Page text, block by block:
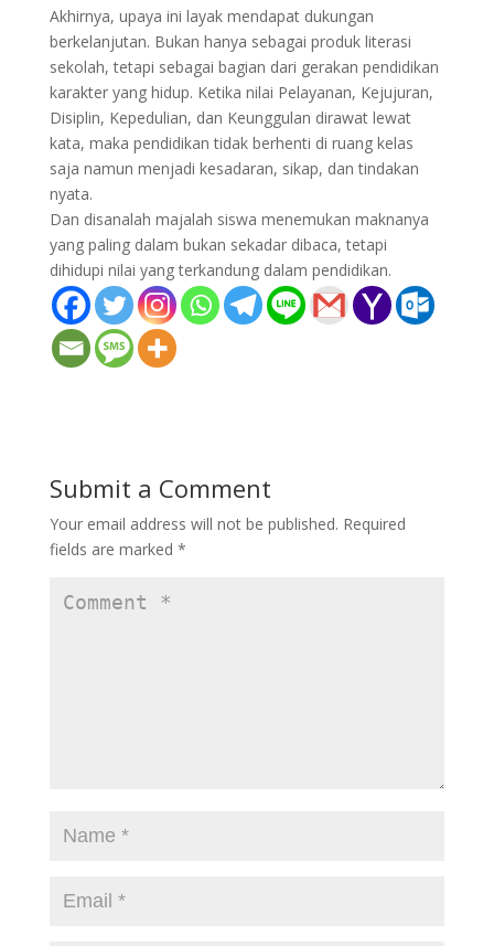
Akhirnya, upaya ini layak mendapat dukungan
berkelanjutan. Bukan hanya sebagai produk literasi
sekolah, tetapi sebagai bagian dari gerakan pendidikan
karakter yang hidup. Ketika nilai Pelayanan, Kejujuran,
Disiplin, Kepedulian, dan Keunggulan dirawat lewat
kata, maka pendidikan tidak berhenti di ruang kelas
saja namun menjadi kesadaran, sikap, dan tindakan
nyata.
Dan disanalah majalah siswa menemukan maknanya
yang paling dalam bukan sekadar dibaca, tetapi
dihidupi nilai yang terkandung dalam pendidikan.
Submit a Comment
Your email address will not be published. Required
fields are marked *